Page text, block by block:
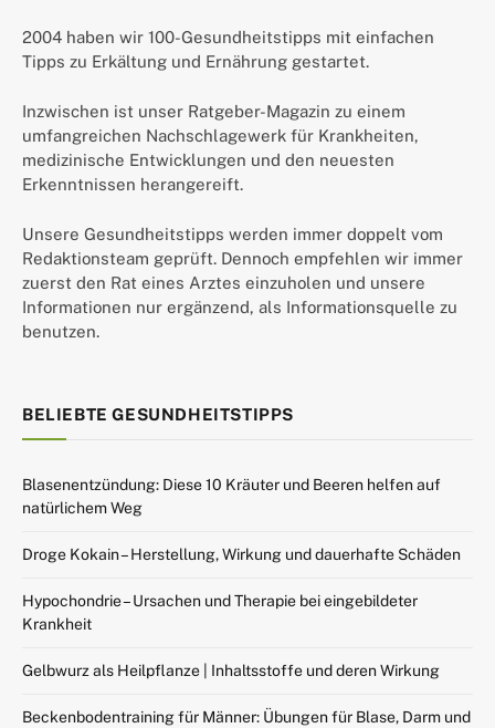
2004 haben wir 100-Gesundheitstipps mit einfachen
Tipps zu Erkältung und Ernährung gestartet.
Inzwischen ist unser Ratgeber-Magazin zu einem
umfangreichen Nachschlagewerk für Krankheiten,
medizinische Entwicklungen und den neuesten
Erkenntnissen herangereift.
Unsere Gesundheitstipps werden immer doppelt vom
Redaktionsteam geprüft. Dennoch empfehlen wir immer
zuerst den Rat eines Arztes einzuholen und unsere
Informationen nur ergänzend, als Informationsquelle zu
benutzen.
BELIEBTE GESUNDHEITSTIPPS
Blasenentzündung: Diese 10 Kräuter und Beeren helfen auf
natürlichem Weg
Droge Kokain – Herstellung, Wirkung und dauerhafte Schäden
Hypochondrie – Ursachen und Therapie bei eingebildeter
Krankheit
Gelbwurz als Heilpflanze | Inhaltsstoffe und deren Wirkung
Beckenbodentraining für Männer: Übungen für Blase, Darm und